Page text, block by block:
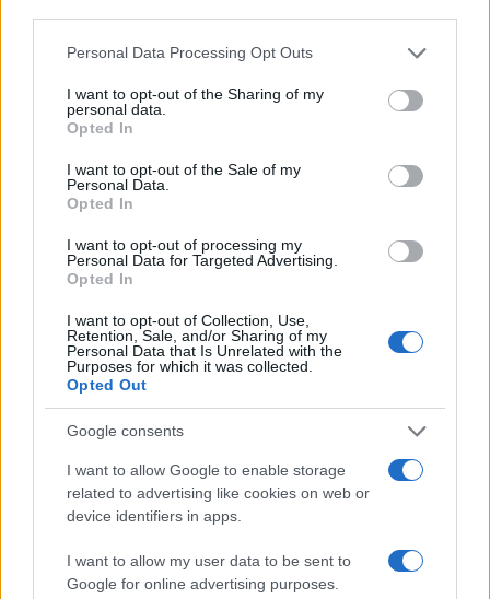
Please note that this website/app uses one or more Google
not limited to your visit or usage behaviour. You may click to
grant or deny consent to Google and its third-party tags to
use your data for below specified purposes in below Google
consent section.
Personal Data Processing Opt Outs
I want to opt-out of the Sharing of my
personal data.
Opted In
I want to opt-out of the Sale of my
Personal Data.
Opted In
I want to opt-out of processing my
Personal Data for Targeted Advertising.
Opted In
I want to opt-out of Collection, Use,
Retention, Sale, and/or Sharing of my
Personal Data that Is Unrelated with the
Purposes for which it was collected.
Opted Out
Google consents
I want to allow Google to enable storage
related to advertising like cookies on web or
device identifiers in apps.
I want to allow my user data to be sent to
Google for online advertising purposes.
agosto 2026
Alessandro Tassinari · 8 Ago 2026
WEEKEND
Guida ai bollini del traffico per scegliere il weekend
giusto